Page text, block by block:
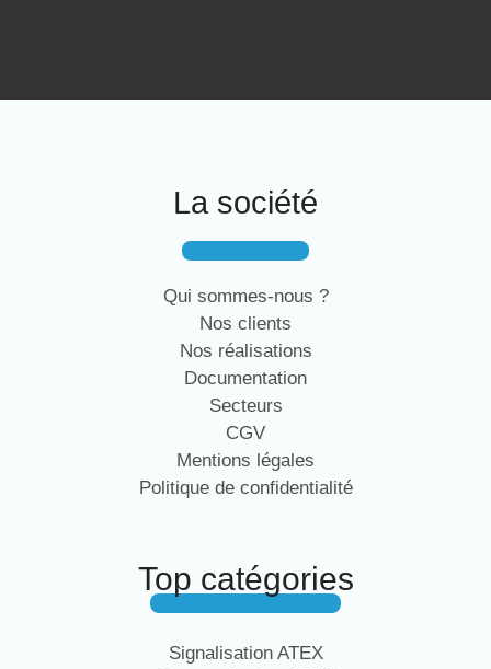
La société
Qui sommes-nous ?
Nos clients
Nos réalisations
Documentation
Secteurs
CGV
Mentions légales
Politique de confidentialité
Top catégories
Signalisation ATEX